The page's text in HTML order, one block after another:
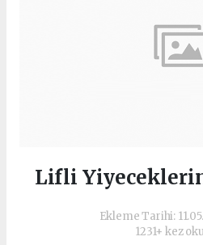
Lifli Yiyeceklerin
Ekleme Tarihi:
1231+ kez